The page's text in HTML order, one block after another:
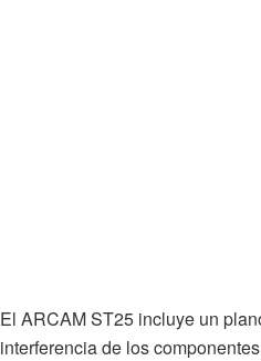
El ARCAM ST25 incluye un
interferencia de los